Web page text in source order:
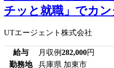
チッと就職」でカ
UTエージェント株式会社
給与 月収例282,000円
勤務地
兵庫県 加東市